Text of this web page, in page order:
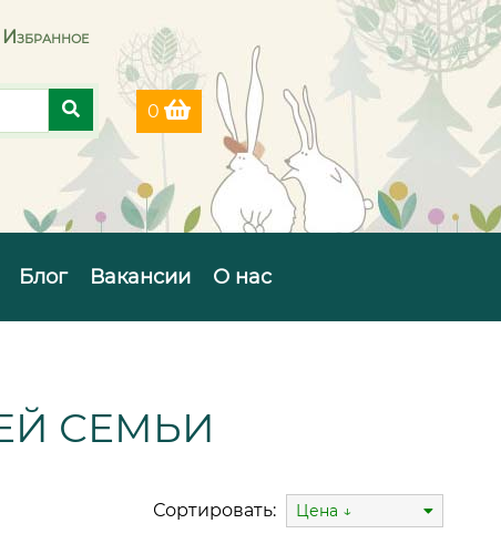
Избранное
0
Блог Вакансии О нас
СЕМЬИ
Сортировать: Цена ↓